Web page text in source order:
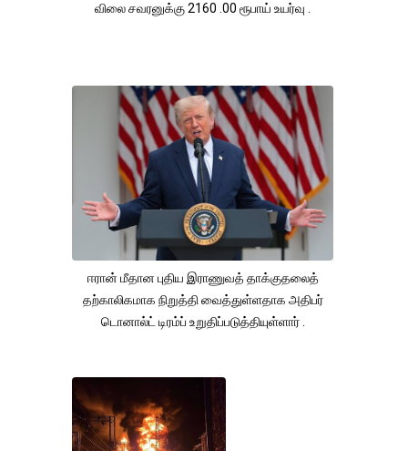
விலை சவரனுக்கு 2160 .00 ரூபாய் உயர்வு .
ஈரான் மீதான புதிய இராணுவத் தாக்குதலைத்
தற்காலிகமாக நிறுத்தி வைத்துள்ளதாக அதிபர்
டொனால்ட் டிரம்ப் உறுதிப்படுத்தியுள்ளார் .